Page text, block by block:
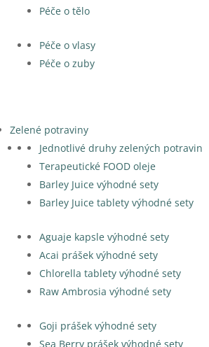
Péče o tělo
Péče o vlasy
Péče o zuby
Zelené potraviny
Jednotlivé druhy zelených potravin
Terapeutické FOOD oleje
Barley Juice výhodné sety
Barley Juice tablety výhodné sety
Aguaje kapsle výhodné sety
Acai prášek výhodné sety
Chlorella tablety výhodné sety
Raw Ambrosia výhodné sety
Goji prášek výhodné sety
Sea Berry prášek výhodné sety